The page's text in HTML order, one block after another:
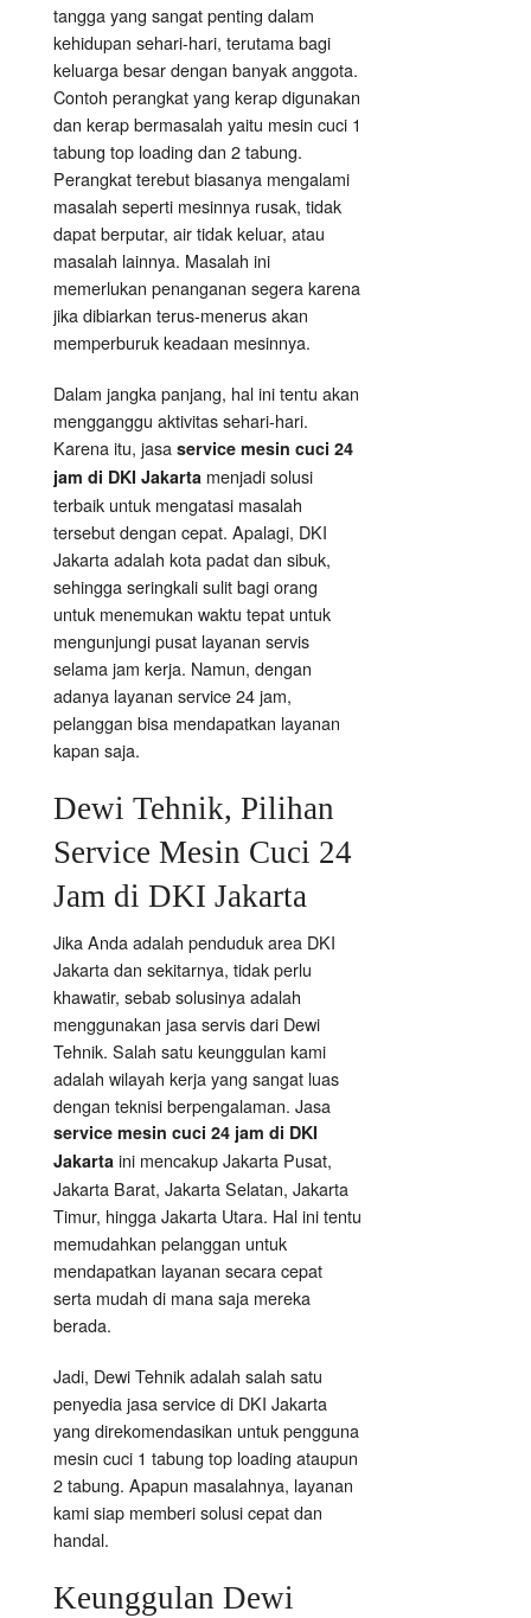
tangga yang sangat penting dalam
kehidupan sehari-hari, terutama bagi
keluarga besar dengan banyak anggota.
Contoh perangkat yang kerap digunakan
dan kerap bermasalah yaitu mesin cuci 1
tabung top loading dan 2 tabung.
Perangkat terebut biasanya mengalami
masalah seperti mesinnya rusak, tidak
dapat berputar, air tidak keluar, atau
masalah lainnya. Masalah ini
memerlukan penanganan segera karena
jika dibiarkan terus-menerus akan
memperburuk keadaan mesinnya.
Dalam jangka panjang, hal ini tentu akan
mengganggu aktivitas sehari-hari.
Karena itu, jasa service mesin cuci 24
jam di DKI Jakarta menjadi solusi
terbaik untuk mengatasi masalah
tersebut dengan cepat. Apalagi, DKI
Jakarta adalah kota padat dan sibuk,
sehingga seringkali sulit bagi orang
untuk menemukan waktu tepat untuk
mengunjungi pusat layanan servis
selama jam kerja. Namun, dengan
adanya layanan service 24 jam,
pelanggan bisa mendapatkan layanan
kapan saja.
Dewi Tehnik, Pilihan
Service Mesin Cuci 24
Jam di DKI Jakarta
Jika Anda adalah penduduk area DKI
Jakarta dan sekitarnya, tidak perlu
khawatir, sebab solusinya adalah
menggunakan jasa servis dari Dewi
Tehnik. Salah satu keunggulan kami
adalah wilayah kerja yang sangat luas
dengan teknisi berpengalaman. Jasa
service mesin cuci 24 jam di DKI
Jakarta ini mencakup Jakarta Pusat,
Jakarta Barat, Jakarta Selatan, Jakarta
Timur, hingga Jakarta Utara. Hal ini tentu
memudahkan pelanggan untuk
mendapatkan layanan secara cepat
serta mudah di mana saja mereka
berada.
Jadi, Dewi Tehnik adalah salah satu
penyedia jasa service di DKI Jakarta
yang direkomendasikan untuk pengguna
mesin cuci 1 tabung top loading ataupun
2 tabung. Apapun masalahnya, layanan
kami siap memberi solusi cepat dan
handal.
Keunggulan Dewi